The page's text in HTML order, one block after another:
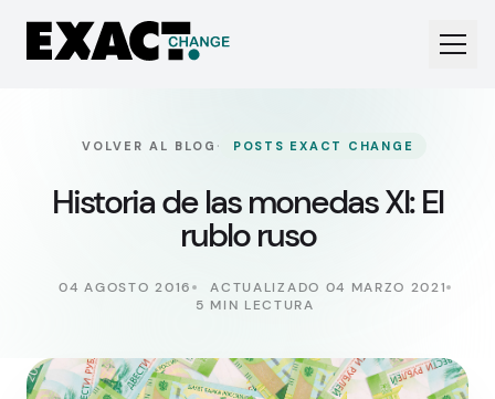
VOLVER AL BLOG · POSTS EXACT CHANGE
Historia de las monedas XI: El
rublo ruso
04 AGOSTO 2016
ACTUALIZADO 04 MARZO 2021
5 MIN LECTURA